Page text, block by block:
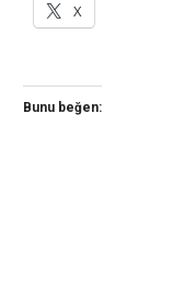
X
Bunu beğen: